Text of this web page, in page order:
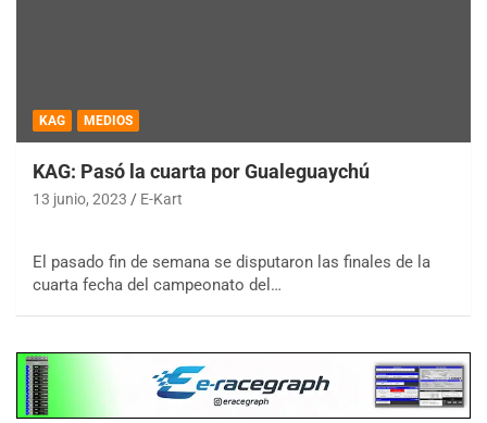
KAG MEDIOS
KAG: Pasó la cuarta por Gualeguaychú
13 junio, 2023 E-Kart
El pasado fin de semana se disputaron las finales de la
cuarta fecha del campeonato del…